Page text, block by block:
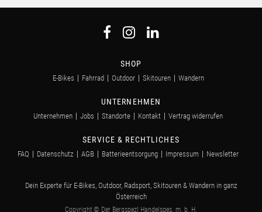
SHOP
E-Bikes Fahrrad Outdoor Skitouren Wandern
UNTERNEHMEN
Unternehmen Jobs Standorte Kontakt Vertrag widerrufen
SERVICE & RECHTLICHES
FAQ Datenschutz AGB Batterieentsorgung Impressum Newsletter
Dein Experte für E-Bikes, Outdoor, Radsport, Skitouren & Wandern in ganz
Österreich
Copyright © Der Bergspezl Handelsges. m. b. H.